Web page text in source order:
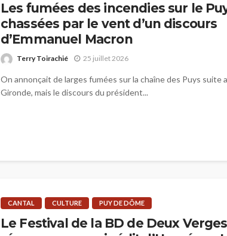
Les fumées des incendies sur le
chassées par le vent d’un discours
d’Emmanuel Macron
Terry Toirachié 25 juillet 2026
On annonçait de larges fumées sur la chaîne des Puys suite
Gironde, mais le discours du président...
CANTAL CULTURE PUY DE DÔME
Le Festival de la BD de Deux Verges